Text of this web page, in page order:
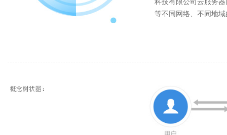
等不同网络、不同地